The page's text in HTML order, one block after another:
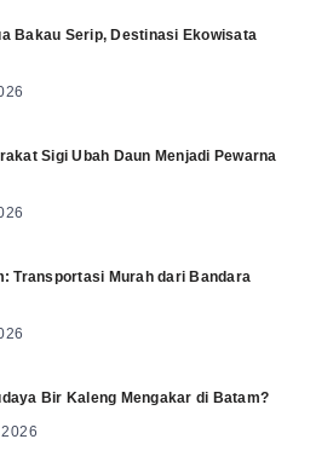
Bakau Serip, Destinasi Ekowisata
Sigi Ubah Daun Menjadi Pewarna
Transportasi Murah dari Bandara
Bir Kaleng Mengakar di Batam?